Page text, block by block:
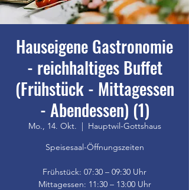
Hauseigene Gastronomie
- reichhaltiges Buffet
(Frühstück - Mittagessen
- Abendessen) (1)
Mo., 14. Okt.
  |
Hauptwil-Gottshaus
Speisesaal-Öffnungszeiten
Frühstück: 07:30 – 09:30 Uhr
Mittagessen: 11:30 – 13:00 Uhr